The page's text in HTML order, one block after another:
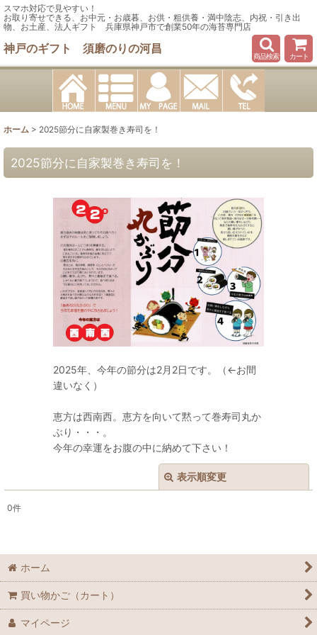
スマホ対応で見やすい！
お取り寄せできる、お中元・お歳暮、お供・粗供養・満中陰志、内祝・引き出
物、お土産、法人ギフト 兵庫県神戸市で創業50年の海苔専門店
神戸のギフト 須磨のりの河昌
商品検索 カート
ホーム > 2025節分に自家製巻き寿司を！
2025節分に自家製巻き寿司を！
2025年、今年の節分は2月2日です。（←お間
違いなく）
恵方は西南西。恵方を向いて黙って巻寿司丸か
ぶり・・・。
今年の幸運をお腹の中に納めて下さい！
表示順変更
並び順:
0件
ホーム
買い物かご（カート）
マイページ